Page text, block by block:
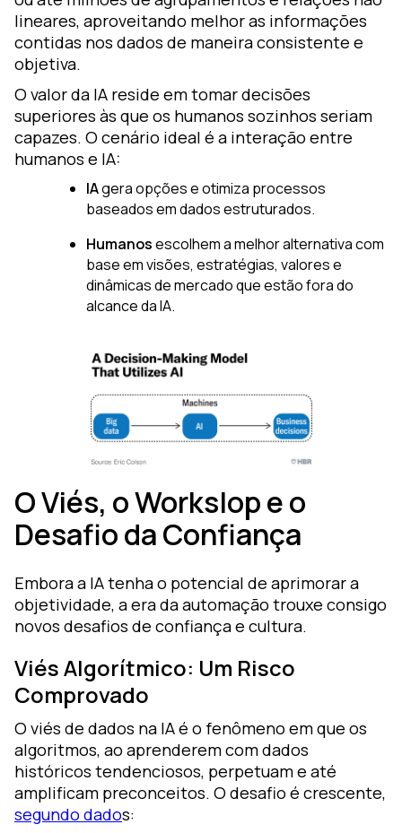
lineares, aproveitando melhor as informações
contidas nos dados de maneira consistente e
objetiva.
O valor da IA reside em tomar decisões
superiores às que os humanos sozinhos seriam
capazes. O cenário ideal é a interação entre
humanos e IA:
IAgera opções e otimiza processos
baseados em dados estruturados.
Humanosescolhem a melhor alternativa com
base em visões, estratégias, valores e
dinâmicas de mercado que estão fora do
alcance da IA.
O Viés, o Workslop e o
Desafio da Confiança
Embora a IA tenha o potencial de aprimorar a
objetividade, a era da automação trouxe consigo
novos desafios de confiança e cultura.
Viés Algorítmico: Um Risco
Comprovado
O viés de dados na IA é o fenômeno em que os
algoritmos, ao aprenderem com dados
históricos tendenciosos, perpetuam e até
amplificam preconceitos. O desafio é crescente,
segundo dados: